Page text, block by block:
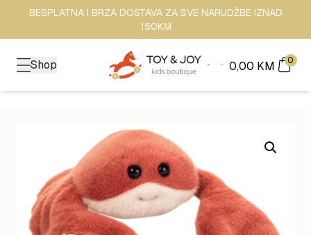
BESPLATNA I BRZA DOSTAVA ZA SVE NARUDŽBE IZNAD
150KM
Shop 0,00 KM 0